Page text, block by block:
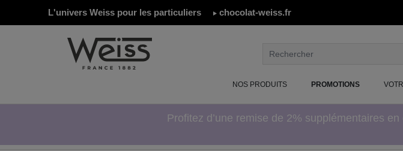
L'univers Weiss pour les particuliers chocolat-weiss.fr
NOS PRODUITS PROMOTIONS
Profitez d’une remise de 2% supplémentaires